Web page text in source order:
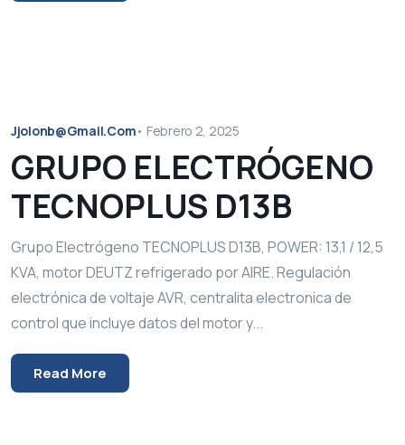
Jjolonb@gmail.com• Febrero 2, 2025
GRUPO ELECTRÓGENO
TECNOPLUS D13B
Grupo Electrógeno TECNOPLUS D13B, POWER: 13,1 / 12,5
KVA, motor DEUTZ refrigerado por AIRE. Regulación
electrónica de voltaje AVR, centralita electronica de
control que incluye datos del motor y...
Read More